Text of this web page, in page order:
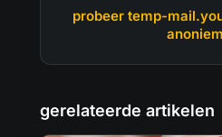
probeer temp-
gerelateerde artikelen